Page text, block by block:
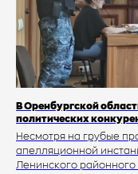
В Оренбургской
политических
Несмотря на грубые
апелляционной
Ленинского